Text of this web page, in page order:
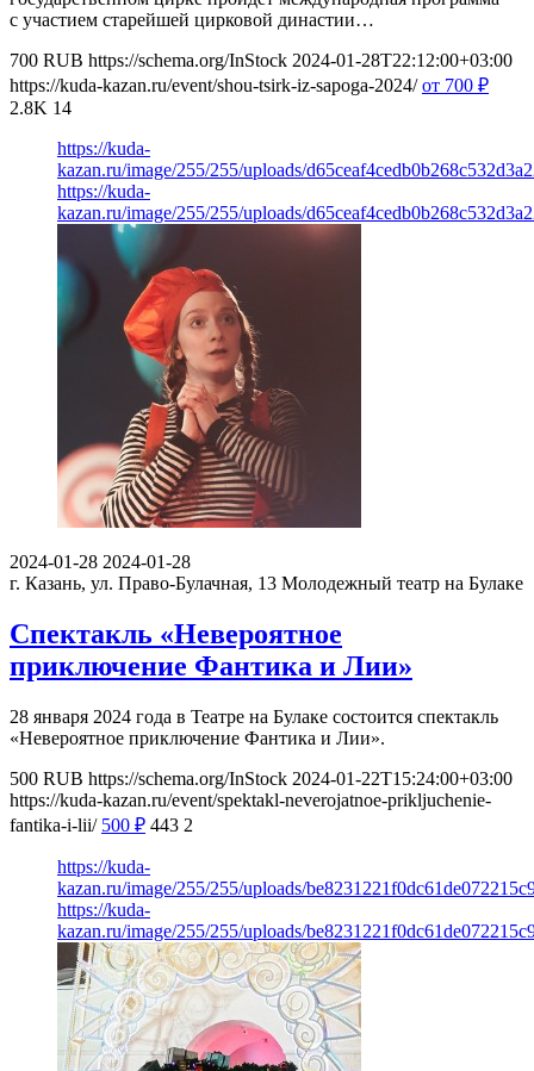
с участием старейшей цирковой династии…
700 RUB https://schema.org/InStock 2024-01-28T22:12:00+03:00
https://kuda-kazan.ru/event/shou-tsirk-iz-sapoga-2024/ от 700 ₽
2.8K 14
https://kuda-
kazan.ru/image/255/255/uploads/
https://kuda-
kazan.ru/image/255/255/uploads/
2024-01-28 2024-01-28
г. Казань, ул. Право-Булачная, 13 Молодежный театр на Булаке
Спектакль «Невероятное
приключение Фантика и Лии»
28 января 2024 года в Театре на Булаке состоится спектакль
«Невероятное приключение Фантика и Лии».
500 RUB https://schema.org/InStock 2024-01-22T15:24:00+03:00
https://kuda-kazan.ru/event/spektakl-neverojatnoe-prikljuchenie-
fantika-i-lii/ 500 ₽ 443 2
https://kuda-
kazan.ru/image/255/255/uploads/
https://kuda-
kazan.ru/image/255/255/uploads/